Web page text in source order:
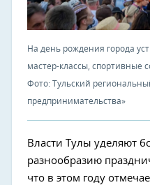
На день рождения города
мастер-классы, спортивные
Фото: Тульский
предпринимательства»
Власти Тулы уделяют
разнообразию
что в этом году